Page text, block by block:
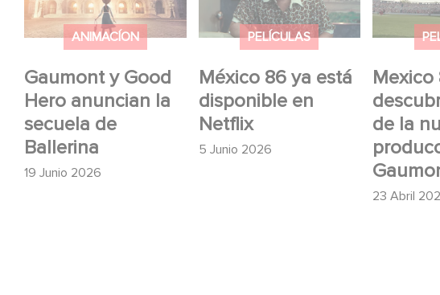
ANIMACÍON
Gaumont y Good
Hero anuncian la
secuela de
Ballerina
19 Junio 2026
Ballerina
PELÍCULAS
México 86 ya está
disponible en
Netflix
5 Junio 2026
Mexico
de la
23 Abril